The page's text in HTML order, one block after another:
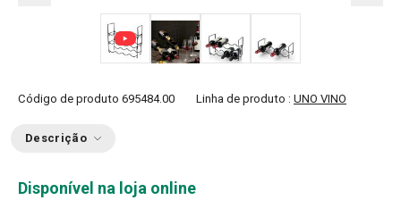
Código de produto 695484.00 Linha de produto : UNO VINO
Descrição
Disponível na loja online